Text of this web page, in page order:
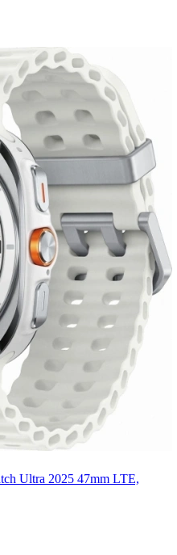
Ultra 2025 47mm LTE,